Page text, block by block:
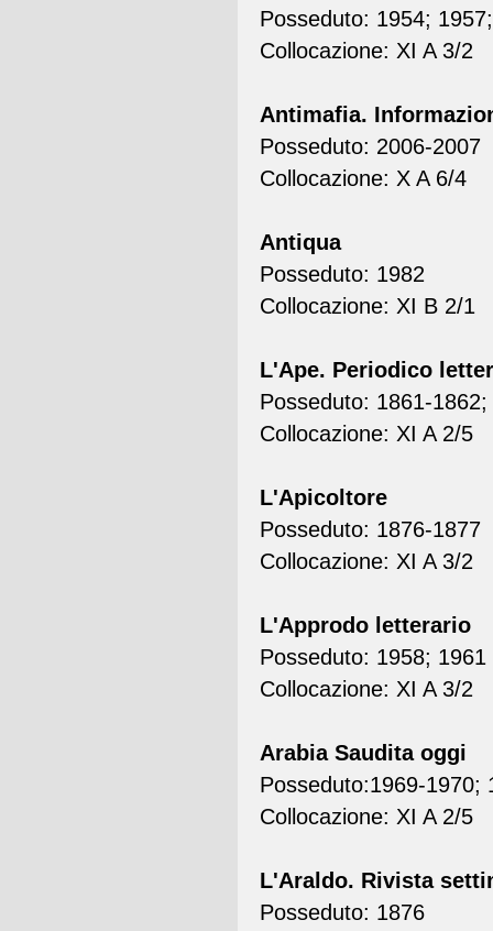
Posseduto: 1954;
Collocazione: XI A 3/2
Antimafia.
Posseduto: 2006-2007
Collocazione: X A 6/4
Antiqua
Posseduto: 1982
Collocazione: XI B 2/1
L'Ape. Periodico
Posseduto: 1861-1862;
Collocazione: XI A 2/5
L'Apicoltore
Posseduto: 1876-1877
Collocazione: XI A 3/2
L'Approdo letterario
Posseduto: 1958; 1961
Collocazione: XI A 3/2
Arabia Saudita oggi
Posseduto:1969-1970;
Collocazione: XI A 2/5
L'Araldo. Rivista
Posseduto: 1876